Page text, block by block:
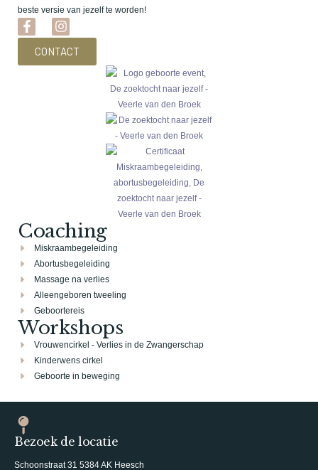
beste versie van jezelf te worden!
CONTACT
Coaching
Miskraambegeleiding
Abortusbegeleiding
Massage na verlies
Alleengeboren tweeling
Geboortereis
Workshops
Vrouwencirkel - Verlies in de Zwangerschap
Kinderwens cirkel
Geboorte in beweging
Bezoek de locatie
Schoonstraat 31 5384 AK Heesch